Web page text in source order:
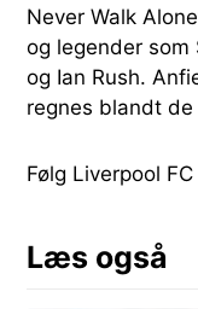
Never Walk
og legender som
og Ian Rush.
regnes blandt
Følg Liverpool
Læs også